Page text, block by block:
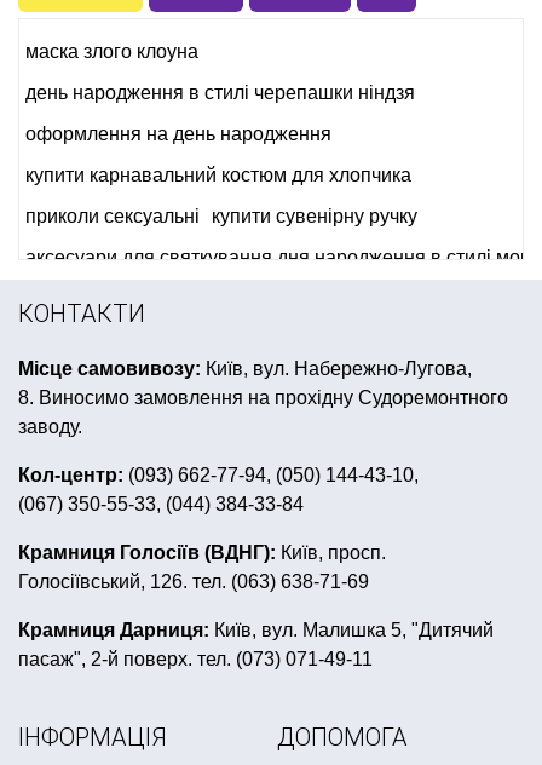
маска злого клоуна
день народження в стилі черепашки ніндзя
оформлення на день народження
купити карнавальний костюм для хлопчика
приколи сексуальні
купити сувенірну ручку
аксесуари для святкування дня народження в стилі
сувенірні магніти київ
українські сувеніри
сувеніри до дня закоханих
дитячі костюми на хелловін
тріскачки
світлодіоди для кульок купити
карнавальні капелюхи
подарунковий набір фляга
перука на клоуна
товари для дня народження губка боб
подарунковий сертифікат
купити все для вечірки в стилі хелловін
КОНТАКТИ
Місце самовивозу: Київ, вул. Набережно-Лугова,
8. Виносимо замовлення на прохідну Судоремонтного
заводу.
Кол-центр: (093) 662-77-94, (050) 144-43-10,
(067) 350-55-33, (044) 384-33-84
Крамниця Голосіїв (ВДНГ): Київ, просп.
Голосіївський, 126. тел. (063) 638-71-69
Крамниця Дарниця: Київ, вул. Малишка 5, "Дитячий
пасаж", 2-й поверх. тел. (073) 071-49-11
ІНФОРМАЦІЯ ДОПОМОГА